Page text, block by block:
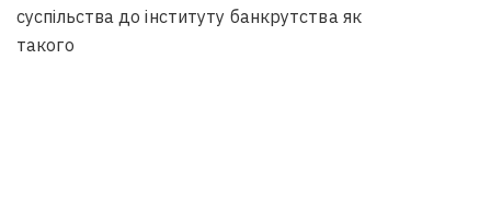
суспільства до інституту банкрутства як
такого